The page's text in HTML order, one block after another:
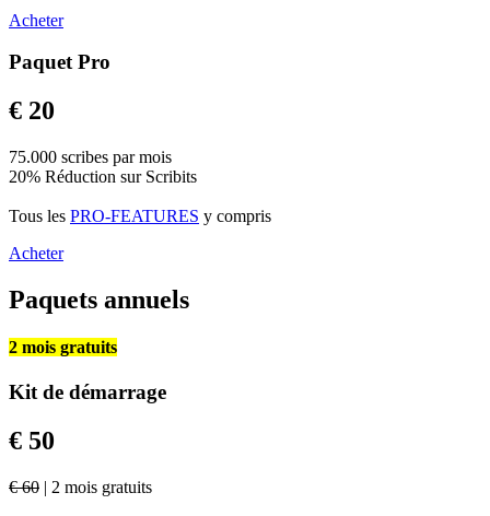
Acheter
Paquet Pro
€ 20
75.000 scribes par mois
20% Réduction sur Scribits
Tous les PRO-FEATURES y compris
Acheter
Paquets annuels
2 mois gratuits
Kit de démarrage
€ 50
€ 60 | 2 mois gratuits